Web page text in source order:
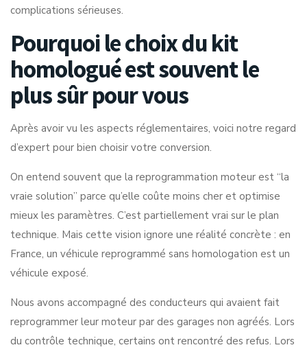
complications sérieuses.
Pourquoi le choix du kit
homologué est souvent le
plus sûr pour vous
Après avoir vu les aspects réglementaires, voici notre regard
d’expert pour bien choisir votre conversion.
On entend souvent que la reprogrammation moteur est “la
vraie solution” parce qu’elle coûte moins cher et optimise
mieux les paramètres. C’est partiellement vrai sur le plan
technique. Mais cette vision ignore une réalité concrète : en
France, un véhicule reprogrammé sans homologation est un
véhicule exposé.
Nous avons accompagné des conducteurs qui avaient fait
reprogrammer leur moteur par des garages non agréés. Lors
du contrôle technique, certains ont rencontré des refus. Lors